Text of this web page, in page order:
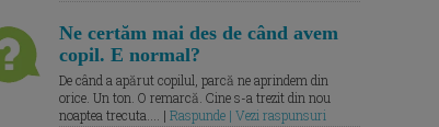
Ne certăm mai des de când avem
copil. E normal?
De când a apărut copilul, parcă ne aprindem din
orice. Un ton. O remarcă. Cine s-a trezit din nou
noaptea trecuta.... | Raspunde | Vezi raspunsuri